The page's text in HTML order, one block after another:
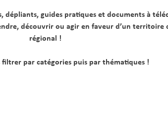
dépliants, guides pratiques et documents à
découvrir ou agir en faveur d’un territoire
régional !
filtrer par catégories puis par thématiques !